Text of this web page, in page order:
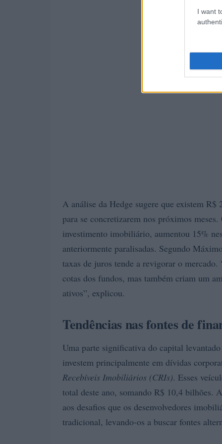
I want
A análise da Hedge sugere que existem
para se concretizarem nos próximos meses.
investimento imobiliário, aumentou 15%
anteriormente paralisadas. Segundo
taxas de juros tende a revigorar o
cotas dos fundos, mas também criam um
ativos”, explicou.
Tendências nas fontes de
Uma parte significativa do capital
investem principalmente em dívidas
Recebíveis Imobiliários (CRIs). Esses
total deste ano, somando R$ 10,4 bilhões.
aos desafios que os desenvolvedores
tradicional, levando-os a buscar fontes